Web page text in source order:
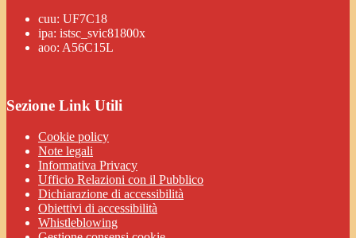
cuu: UF7C18
ipa: istsc_svic81800x
aoo: A56C15L
Sezione Link Utili
Cookie policy
Note legali
Informativa Privacy
Ufficio Relazioni con il Pubblico
Dichiarazione di accessibilità
Obiettivi di accessibilità
Whistleblowing